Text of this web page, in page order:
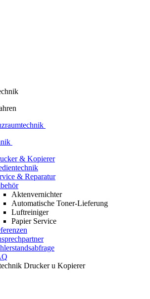
& Kopierer
& Reparatur
Aktenvernichter
Automatische Toner-Lieferung
Luftreiniger
Papier Service